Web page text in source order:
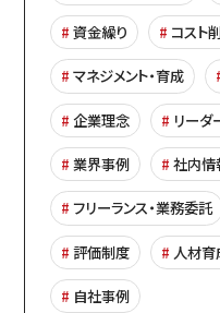
資金繰り コスト
マネジメント・育成
企業理念 リーダ
業界事例 社内情
フリーランス・業務委託
評価制度 人材育
自社事例